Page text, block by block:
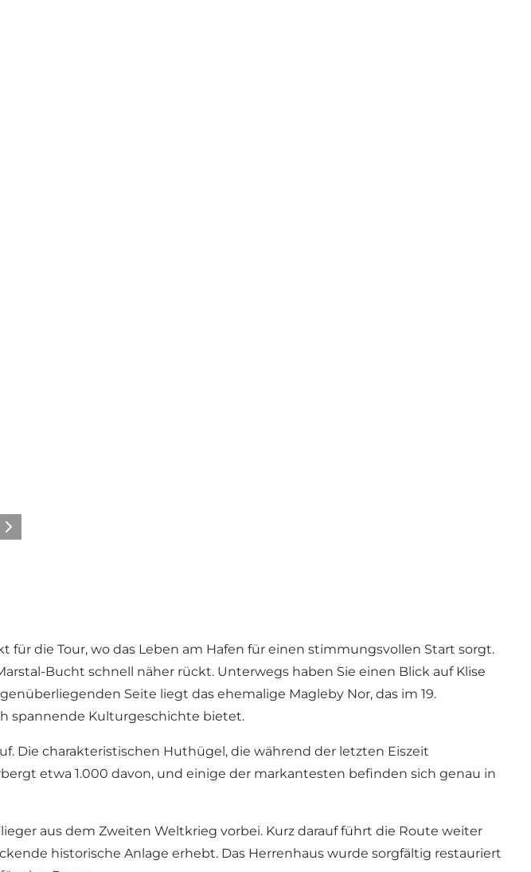
Weiter
für die Tour, wo das Leben am Hafen für einen stimmungsvollen Start sorgt.
Bucht schnell näher rückt. Unterwegs haben Sie einen Blick auf Klise
Seite liegt das ehemalige Magleby Nor, das im 19.
spannende Kulturgeschichte bietet.
Die charakteristischen Huthügel, die während der letzten Eiszeit
etwa 1.000 davon, und einige der markantesten befinden sich genau in
aus dem Zweiten Weltkrieg vorbei. Kurz darauf führt die Route weiter
historische Anlage erhebt. Das Herrenhaus wurde sorgfältig restauriert